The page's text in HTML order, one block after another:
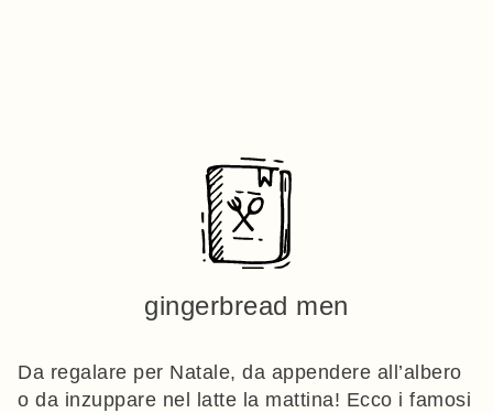
gingerbread men
Da regalare per Natale, da appendere all’albero
o da inzuppare nel latte la mattina! Ecco i famosi